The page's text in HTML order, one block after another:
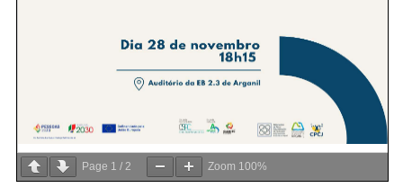
Page 1 / 2 Zoom 100%